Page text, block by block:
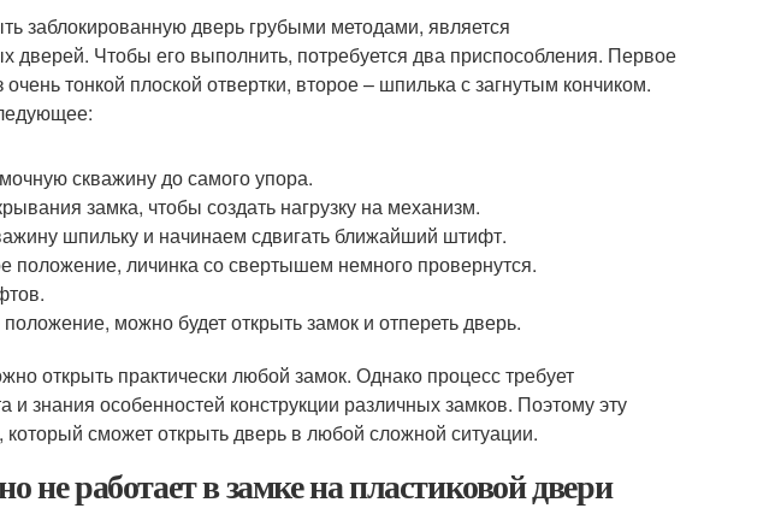
заблокированную дверь грубыми методами, является
дверей. Чтобы его выполнить, потребуется два приспособления. Первое
тонкой плоской отвертки, второе – шпилька с загнутым кончиком.
скважину до самого упора.
замка, чтобы создать нагрузку на механизм.
шпильку и начинаем сдвигать ближайший штифт.
положение, личинка со свертышем немного провернутся.
можно будет открыть замок и отпереть дверь.
открыть практически любой замок. Однако процесс требует
знания особенностей конструкции различных замков. Поэтому эту
сможет открыть дверь в любой сложной ситуации.
не работает в замке на пластиковой двери